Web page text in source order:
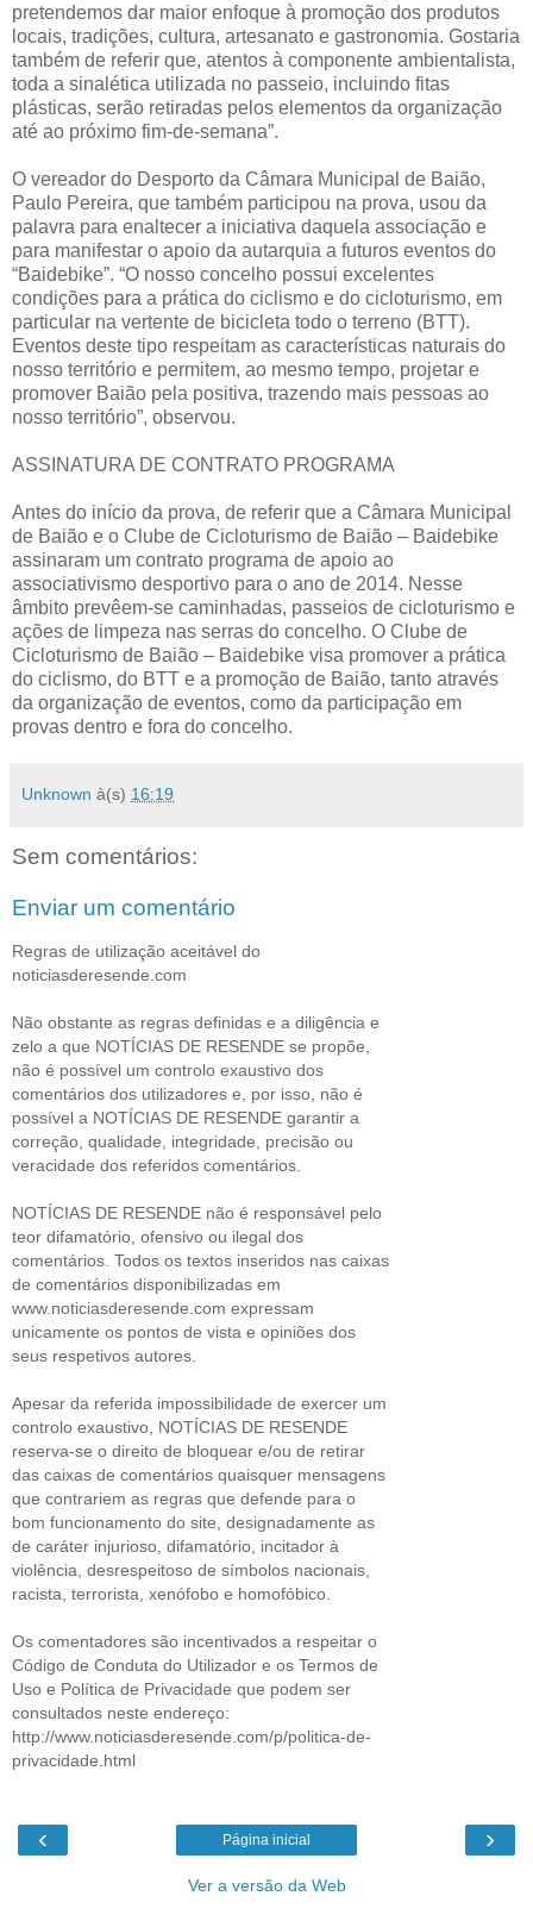
pretendemos dar maior enfoque à promoção dos produtos
locais, tradições, cultura, artesanato e gastronomia. Gostaria
também de referir que, atentos à componente ambientalista,
toda a sinalética utilizada no passeio, incluindo fitas
plásticas, serão retiradas pelos elementos da organização
até ao próximo fim-de-semana”.
O vereador do Desporto da Câmara Municipal de Baião,
Paulo Pereira, que também participou na prova, usou da
palavra para enaltecer a iniciativa daquela associação e
para manifestar o apoio da autarquia a futuros eventos do
“Baidebike”. “O nosso concelho possui excelentes
condições para a prática do ciclismo e do cicloturismo, em
particular na vertente de bicicleta todo o terreno (BTT).
Eventos deste tipo respeitam as características naturais do
nosso território e permitem, ao mesmo tempo, projetar e
promover Baião pela positiva, trazendo mais pessoas ao
nosso território”, observou.
ASSINATURA DE CONTRATO PROGRAMA
Antes do início da prova, de referir que a Câmara Municipal
de Baião e o Clube de Cicloturismo de Baião – Baidebike
assinaram um contrato programa de apoio ao
associativismo desportivo para o ano de 2014. Nesse
âmbito prevêem-se caminhadas, passeios de cicloturismo e
ações de limpeza nas serras do concelho. O Clube de
Cicloturismo de Baião – Baidebike visa promover a prática
do ciclismo, do BTT e a promoção de Baião, tanto através
da organização de eventos, como da participação em
provas dentro e fora do concelho.
Unknown à(s) 16:19
Sem comentários:
Enviar um comentário
Regras de utilização aceitável do
noticiasderesende.com
Não obstante as regras definidas e a diligência e
zelo a que NOTÍCIAS DE RESENDE se propõe,
não é possível um controlo exaustivo dos
comentários dos utilizadores e, por isso, não é
possível a NOTÍCIAS DE RESENDE garantir a
correção, qualidade, integridade, precisão ou
veracidade dos referidos comentários.
NOTÍCIAS DE RESENDE não é responsável pelo
teor difamatório, ofensivo ou ilegal dos
comentários. Todos os textos inseridos nas caixas
de comentários disponibilizadas em
www.noticiasderesende.com expressam
unicamente os pontos de vista e opiniões dos
seus respetivos autores.
Apesar da referida impossibilidade de exercer um
controlo exaustivo, NOTÍCIAS DE RESENDE
reserva-se o direito de bloquear e/ou de retirar
das caixas de comentários quaisquer mensagens
que contrariem as regras que defende para o
bom funcionamento do site, designadamente as
de caráter injurioso, difamatório, incitador à
violência, desrespeitoso de símbolos nacionais,
racista, terrorista, xenófobo e homofóbico.
Os comentadores são incentivados a respeitar o
Código de Conduta do Utilizador e os Termos de
Uso e Política de Privacidade que podem ser
consultados neste endereço:
http://www.noticiasderesende.com/p/politica-de-
privacidade.html
‹ ›
Página inicial
Ver a versão da Web